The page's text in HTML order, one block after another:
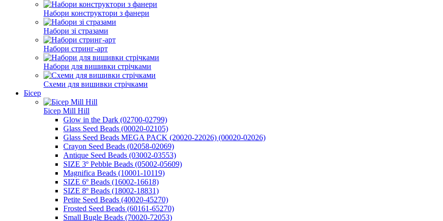
Набори конструктори з фанери
Набори зі стразами
Набори стринг-арт
Набори для вишивки стрічками
Схеми для вишивки стрічками
Бісер
Бісер Mill Hill
Glow in the Dark (02700-02799)
Glass Seed Beads (00020-02105)
Glass Seed Beads MEGA PACK (20020-22026) (00020-02026)
Crayon Seed Beads (02058-02069)
Antique Seed Beads (03002-03553)
SIZE 3º Pebble Beads (05002-05609)
Magnifica Beads (10001-10119)
SIZE 6º Beads (16002-16618)
SIZE 8º Beads (18002-18831)
Petite Seed Beads (40020-45270)
Frosted Seed Beads (60161-65270)
Small Bugle Beads (70020-72053)